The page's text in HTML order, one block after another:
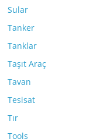
Sular
Tanker
Tanklar
Taşıt Araç
Tavan
Tesisat
Tır
Tools